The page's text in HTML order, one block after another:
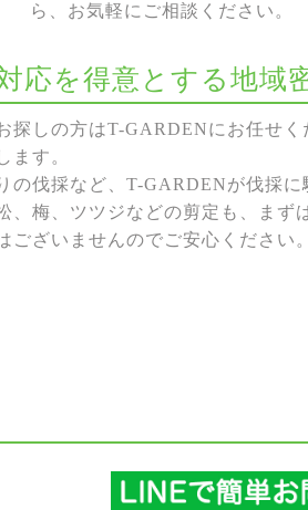
ら、お気軽にご相談ください。
応を得意とする地域
探しの方はT-GARDENにお任せく
ます。
の伐採など、T-GARDENが伐採に
、梅、ツツジなどの剪定も、まず
ございませんのでご安心ください。